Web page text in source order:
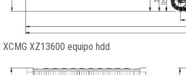
XCMG XZ13600 equipo hdd